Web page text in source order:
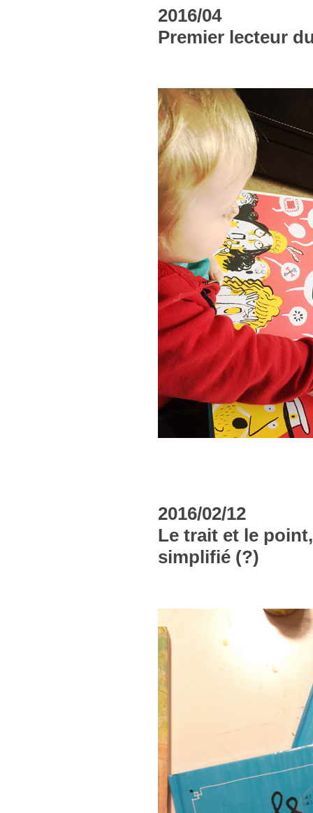
2016/04
Premier lecteur
2016/02/12
Le trait et le
simplifié (?)